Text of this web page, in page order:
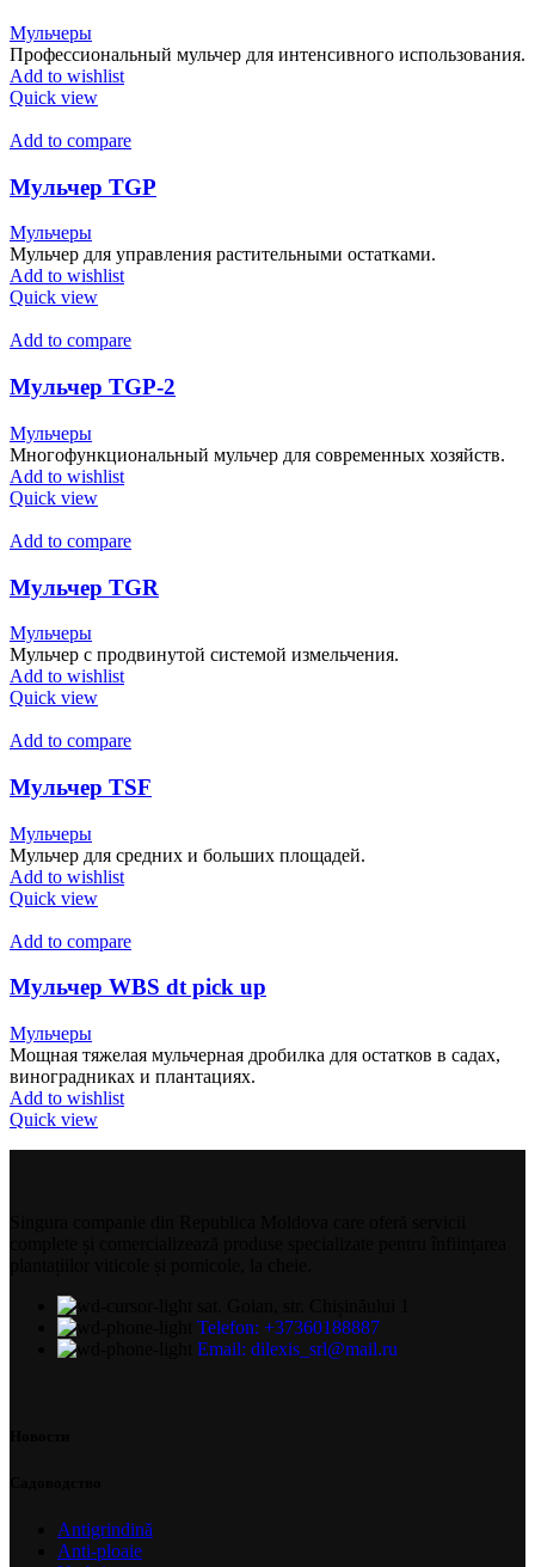
Мульчеры
Профессиональный мульчер для интенсивного использования.
Add to wishlist
Quick view
Add to compare
Мульчер TGP
Мульчеры
Мульчер для управления растительными остатками.
Add to wishlist
Quick view
Add to compare
Мульчер TGP-2
Мульчеры
Многофункциональный мульчер для современных хозяйств.
Add to wishlist
Quick view
Add to compare
Мульчер TGR
Мульчеры
Мульчер с продвинутой системой измельчения.
Add to wishlist
Quick view
Add to compare
Мульчер TSF
Мульчеры
Мульчер для средних и больших площадей.
Add to wishlist
Quick view
Add to compare
Мульчер WBS dt pick up
Мульчеры
Мощная тяжелая мульчерная дробилка для остатков в садах,
виноградниках и плантациях.
Add to wishlist
Quick view
Telefon: +37360188887
Email: dilexis_srl@mail.ru
Antigrindină
Anti-ploaie